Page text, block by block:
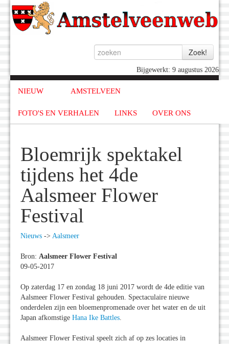
Bijgewerkt: 9 augustus 2026
NIEUW AMSTELVEEN
FOTO'S EN VERHALEN LINKS OVER ONS
Bloemrijk spektakel
tijdens het 4de
Aalsmeer Flower
Festival
Nieuws -> Aalsmeer
Bron: Aalsmeer Flower Festival
09-05-2017
Op zaterdag 17 en zondag 18 juni 2017 wordt de 4de editie van
Aalsmeer Flower Festival gehouden. Spectaculaire nieuwe
onderdelen zijn een bloemenpromenade over het water en de uit
Japan afkomstige Hana Ike Battles.
Aalsmeer Flower Festival speelt zich af op zes locaties in